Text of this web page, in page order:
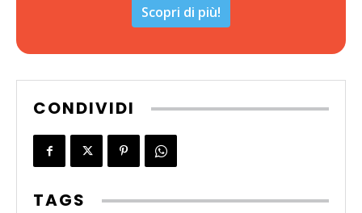
Scopri di più!
CONDIVIDI
TAGS